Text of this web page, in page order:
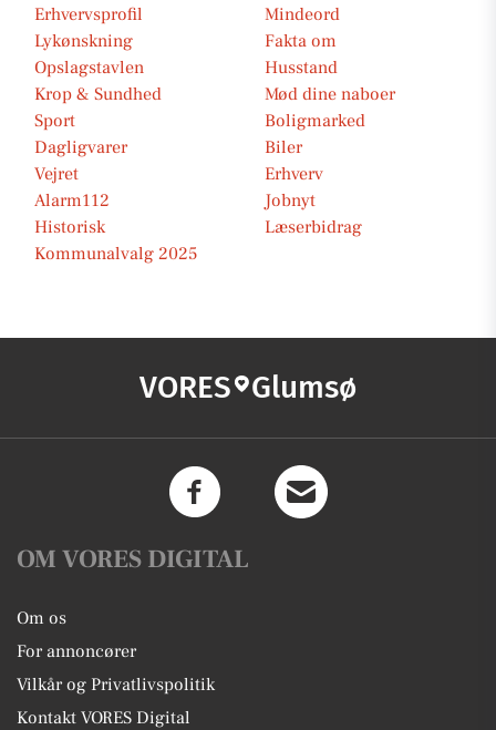
Erhvervsprofil
Mindeord
Lykønskning
Fakta om
Opslagstavlen
Husstand
Krop & Sundhed
Mød dine naboer
Sport
Boligmarked
Dagligvarer
Biler
Vejret
Erhverv
Alarm112
Jobnyt
Historisk
Læserbidrag
Kommunalvalg 2025
VORES Glumsø
OM VORES DIGITAL
Om os
For annoncører
Vilkår og Privatlivspolitik
Kontakt VORES Digital